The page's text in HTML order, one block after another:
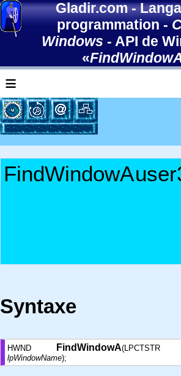
Gladir.com-
programmation-
Windows - API de
«
≡
FindWindowA
Syntaxe
HWND FindWindowA(LPCTSTR
lpWindowName);